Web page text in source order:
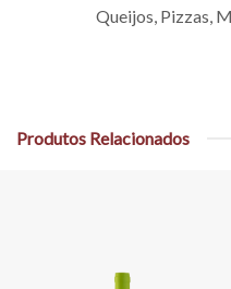
Queijos, Pizzas,
Produtos Relacionados